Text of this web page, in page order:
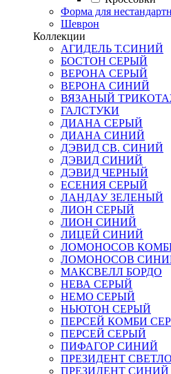
Форма для
Шеврон
Коллекции
АГИДЕЛЬ Т.СИНИЙ
БОСТОН СЕРЫЙ
ВЕРОНА СЕРЫЙ
ВЕРОНА СИНИЙ
ВЯЗАНЫЙ
ГАЛСТУКИ
ДИАНА СЕРЫЙ
ДИАНА СИНИЙ
ДЭВИД СВ. СИНИЙ
ДЭВИД СИНИЙ
ДЭВИД ЧЕРНЫЙ
ЕСЕНИЯ СЕРЫЙ
ЛАНДАУ ЗЕЛЕНЫЙ
ЛИОН СЕРЫЙ
ЛИОН СИНИЙ
ЛИЦЕЙ СИНИЙ
ЛОМОНОСОВ
ЛОМОНОСОВ
МАКСВЕЛЛ БОРДО
НЕВА СЕРЫЙ
НЕМО СЕРЫЙ
НЬЮТОН СЕРЫЙ
ПЕРСЕЙ КОМБИ
ПЕРСЕЙ СЕРЫЙ
ПИФАГОР СИНИЙ
ПРЕЗИДЕНТ
ПРЕЗИДЕНТ СИНИЙ